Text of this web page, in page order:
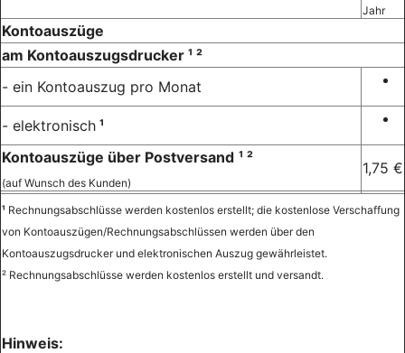
Jahr
Kontoauszüge
am Kontoauszugsdrucker ¹ ²
- ein Kontoauszug pro Monat
- elektronisch ¹
Kontoauszüge über Postversand ¹ ²
(auf Wunsch des Kunden)
1,75 €
¹ Rechnungsabschlüsse werden kostenlos erstellt; die kostenlose Verschaffung
von Kontoauszügen/Rechnungsabschlüssen werden über den
Kontoauszugsdrucker und elektronischen Auszug gewährleistet.
² Rechnungsabschlüsse werden kostenlos erstellt und versandt.
Hinweis: